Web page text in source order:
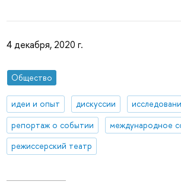
4 декабря, 2020 г.
Общество
идеи и опыт дискуссии
репортаж о событии
международное
режиссерский театр